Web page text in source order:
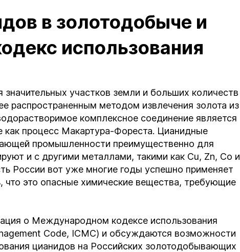
в золотодобыче и
использования
участков земли и больших количеств
распространенным методом извлечения золота из
комплексное соединение является
как процесс Макартура-Фореста. Цианидные
промышленности преимущественно для
и с другими металлами, такими как Cu, Zn, Co и
России вот уже многие годы успешно применяет
что это опасные химические вещества, требующие
о Международном кодексе использования
Code, ICMC) и обсуждаются возможности
цианидов на Российских золотодобывающих